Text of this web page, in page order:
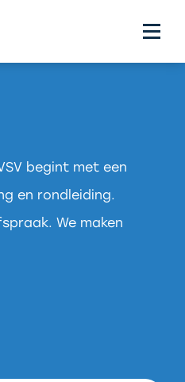
begint met een
en rondleiding.
We maken